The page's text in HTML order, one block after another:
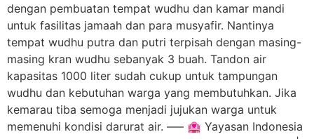
dengan pembuatan tempat wudhu dan kamar mandi
untuk fasilitas jamaah dan para musyafir. Nantinya
tempat wudhu putra dan putri terpisah dengan masing-
masing kran wudhu sebanyak 3 buah. Tandon air
kapasitas 1000 liter sudah cukup untuk tampungan
wudhu dan kebutuhan warga yang membutuhkan. Jika
kemarau tiba semoga menjadi jujukan warga untuk
memenuhi kondisi darurat air. —– 🏩 Yayasan Indonesia